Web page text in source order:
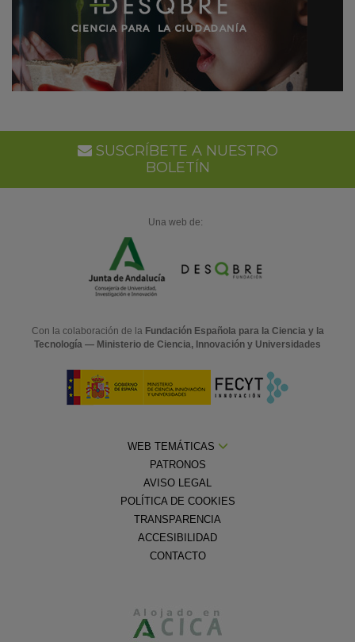
SUSCRÍBETE A NUESTRO
BOLETÍN
Una web de:
Con la colaboración de la Fundación Española para la Ciencia y la
Tecnología — Ministerio de Ciencia, Innovación y Universidades
WEB TEMÁTICAS
PATRONOS
AVISO LEGAL
POLÍTICA DE COOKIES
TRANSPARENCIA
ACCESIBILIDAD
CONTACTO